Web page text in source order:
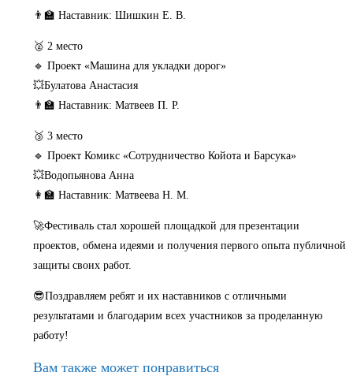
👨‍🏫 Наставник: Шишкин Е. В.
🥈 2 место
🔹 Проект «Машина для укладки дорог»
💥Булатова Анастасия
👨‍🏫 Наставник: Матвеев П. Р.
🥉 3 место
🔹 Проект Комикс «Сотрудничество Койота и Барсука»
💥Водопьянова Анна
👩‍🏫 Наставник: Матвеева Н. М.
🚀Фестиваль стал хорошей площадкой для презентации
проектов, обмена идеями и получения первого опыта публичной
защиты своих работ.
😎Поздравляем ребят и их наставников с отличными
результатами и благодарим всех участников за проделанную
работу!
Вам также может понравиться